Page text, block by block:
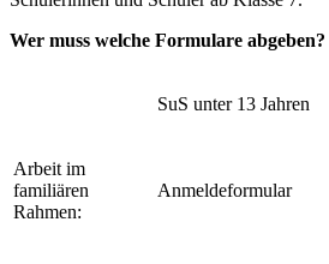
Wer muss welche Formulare abgeben?
SuS unter 13 Jahren
Arbeit im
familiären
Rahmen:
Anmeldeformular